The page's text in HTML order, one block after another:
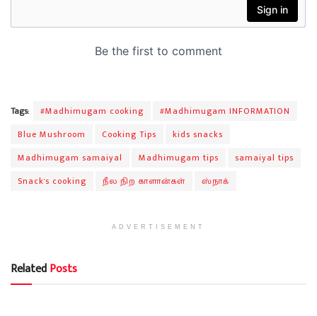
Tags: #Madhimugam cooking
#Madhimugam INFORMATION
Blue Mushroom
Cooking Tips
kids snacks
Madhimugam samaiyal
Madhimugam tips
samaiyal tips
Snack's cooking
நீல நிற காளான்கள் ஸ்நாக்
ADVERTISEMENT
RelatedPosts